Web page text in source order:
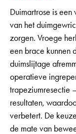
Duimartrose is
van het
zorgen. Vroege
een brace kunnen
duimslijtage
operatieve
trapeziumresectie
resultaten,
verbetert. De
de mate van